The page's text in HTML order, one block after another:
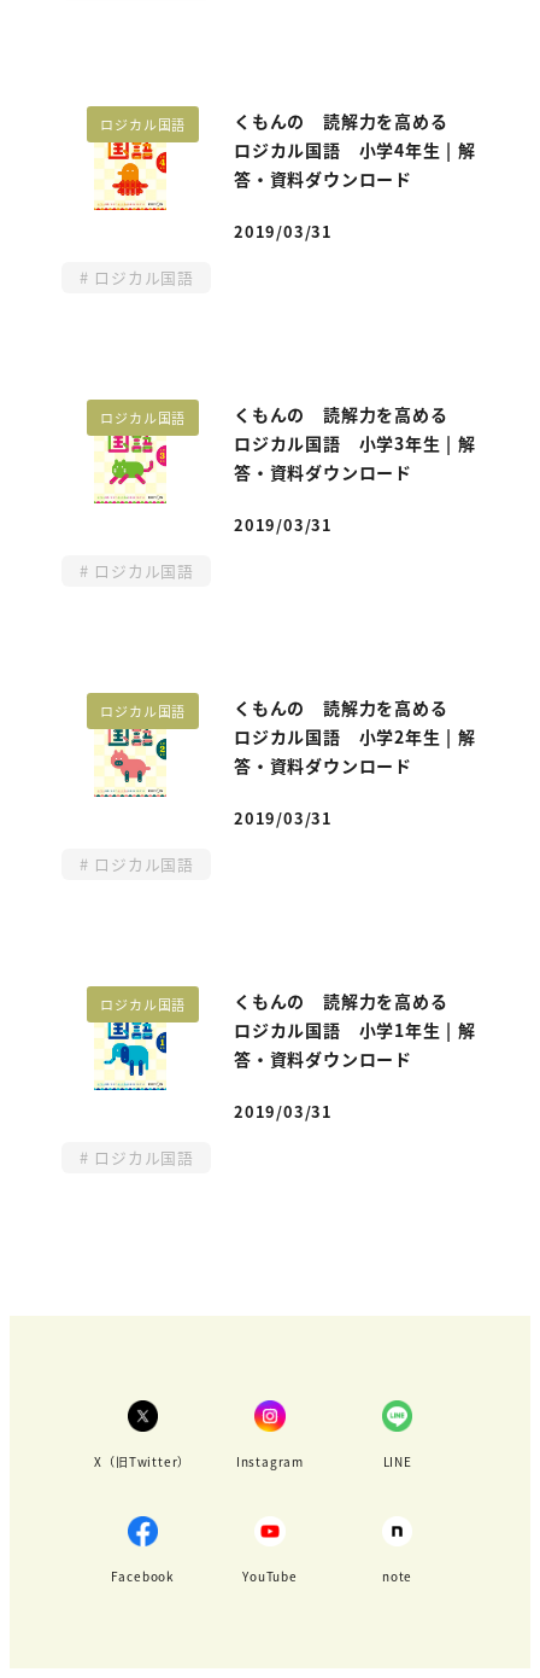
ロジカル国語
くもんの 読解力を高める
ロジカル国語 小学4年生 | 解
答・資料ダウンロード
投稿日
2019/03/31
ロジカル国語
ロジカル国語
くもんの 読解力を高める
ロジカル国語 小学3年生 | 解
答・資料ダウンロード
投稿日
2019/03/31
ロジカル国語
ロジカル国語
くもんの 読解力を高める
ロジカル国語 小学2年生 | 解
答・資料ダウンロード
投稿日
2019/03/31
ロジカル国語
ロジカル国語
くもんの 読解力を高める
ロジカル国語 小学1年生 | 解
答・資料ダウンロード
投稿日
2019/03/31
ロジカル国語
X（旧Twitter） Instagram LINE
Facebook YouTube note